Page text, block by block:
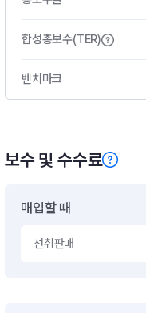
합성총보수(TER)
벤치마크
보수 및 수수료
매입할 때
선취판매